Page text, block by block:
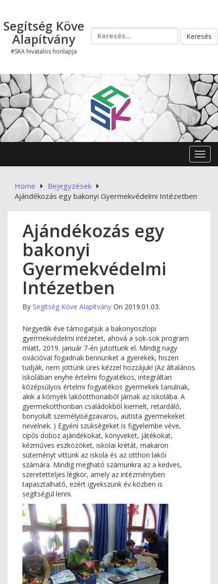
content
Segítség Köve
Alapítvány
#SKA hivatalos honlapja
Keresés:
Home
Bejegyzések
Ajándékozás egy bakonyi Gyermekvédelmi Intézetben
Ajándékozás egy
bakonyi
Gyermekvédelmi
Intézetben
By Segítség Köve Alapítvány On 2019.01.03.
Negyedik éve támogatjuk a bakonyoszlopi
gyermekvédelmi intézetet, ahová a sok-sok program
miatt, 2019. január 7-én jutottunk el. Mindig nagy
ovációval fogadnak bennünket a gyerekek, hiszen
tudják, nem jöttünk üres kézzel hozzájuk! (Az általános
iskolában enyhe értelmi fogyatékos, integráltan
középsúlyos értelmi fogyatékos gyermekek tanulnak,
akik a környék lakóotthonaiból járnak az iskolába. A
gyermekotthonban családokból kiemelt, retardáló,
bonyolult személyiségzavaros, autista gyermekeket
nevelnek. ) Egyéni szükségeket is figyelembe véve,
cipős doboz ajándékokat, könyveket, játékokat,
kézműves eszközöket, iskolai krétát, makaron
süteményt vittünk az iskola és az otthon lakói
számára. Mindig megható számunkra az a kedves,
szeretetteljes légkör, amely az intézményben
tapasztalható, ezért igyekszünk év közben is
segítségül lenni.